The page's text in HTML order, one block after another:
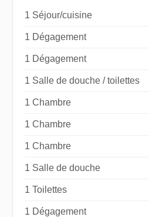
1 Séjour/cuisine
1 Dégagement
1 Dégagement
1 Salle de douche / toilettes
1 Chambre
1 Chambre
1 Chambre
1 Salle de douche
1 Toilettes
1 Dégagement